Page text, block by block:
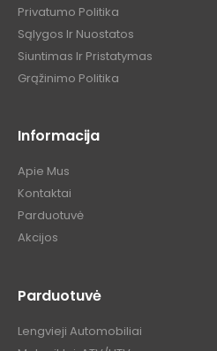
Privatumo Politika
Sąlygos Ir Nuostatos
Siuntimas Ir Pristatymas
Grąžinimo Politika
Informacija
Apie Mus
Kontaktai
Parduotuvė
Akcijos
Parduotuvė
Lengvieji Automobiliai